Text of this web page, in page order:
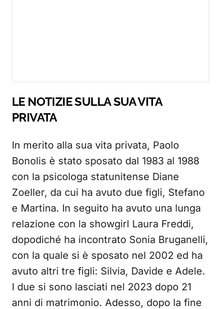
LE NOTIZIE SULLA SUA VITA
PRIVATA
In merito alla sua vita privata, Paolo
Bonolis è stato sposato dal 1983 al 1988
con la psicologa statunitense Diane
Zoeller, da cui ha avuto due figli, Stefano
e Martina. In seguito ha avuto una lunga
relazione con la showgirl Laura Freddi,
dopodiché ha incontrato Sonia Bruganelli,
con la quale si è sposato nel 2002 ed ha
avuto altri tre figli: Silvia, Davide e Adele.
I due si sono lasciati nel 2023 dopo 21
anni di matrimonio. Adesso, dopo la fine